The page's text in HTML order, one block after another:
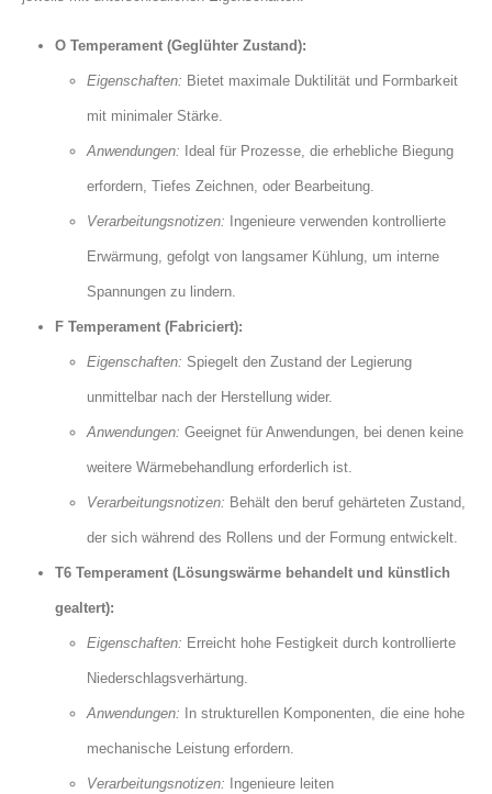
O Temperament (Geglühter Zustand):
Eigenschaften: Bietet maximale Duktilität und Formbarkeit
mit minimaler Stärke.
Anwendungen: Ideal für Prozesse, die erhebliche Biegung
erfordern, Tiefes Zeichnen, oder Bearbeitung.
Verarbeitungsnotizen: Ingenieure verwenden kontrollierte
Erwärmung, gefolgt von langsamer Kühlung, um interne
Spannungen zu lindern.
F Temperament (Fabriciert):
Eigenschaften: Spiegelt den Zustand der Legierung
unmittelbar nach der Herstellung wider.
Anwendungen: Geeignet für Anwendungen, bei denen keine
weitere Wärmebehandlung erforderlich ist.
Verarbeitungsnotizen: Behält den beruf gehärteten Zustand,
der sich während des Rollens und der Formung entwickelt.
T6 Temperament (Lösungswärme behandelt und künstlich
gealtert):
Eigenschaften: Erreicht hohe Festigkeit durch kontrollierte
Niederschlagsverhärtung.
Anwendungen: In strukturellen Komponenten, die eine hohe
mechanische Leistung erfordern.
Verarbeitungsnotizen: Ingenieure leiten